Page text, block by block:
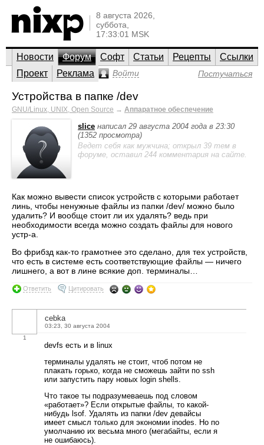
8 августа 2026,
суббота,
17:33:01 MSK
Новости Форум Софт Статьи Рецепты
Ссылки
Проект
Реклама Войти Постучаться
Устройства в папке /dev
GNU/Linux, UNIX, Open Source → Аппаратное обеспечение
slice написал 29 августа 2004 года в 23:30
(1352 просмотра)
Ведет себя как мужчина; открыл 39 тем в
форуме, оставил 244 комментария на сайте.
Как можно вывести список устройств с которыми работает
линь, чтобы ненужные файлы из папки /dev/ можно было
удалить? И вообще стоит ли их удалять? ведь при
необходимости всегда можно создать файлы для нового
устр-а.
Во фрибзд как-то грамотнее это сделано, для тех устройств,
что есть в системе есть соответствующие файлы — ничего
лишнего, а вот в лине всякие доп. терминалы…
Ответить Цитировать
1
cebka
03:23, 30 августа 2004
devfs есть и в linux
терминалы удалять не стоит, чтоб потом не
плакать горько, когда не сможешь зайти по ssh
или запустить пару новых login shells.
Что такое ты подразумеваешь под словом
«работает»? Если открытые файлы, то какой-
нибудь lsof. Удалять из папки /dev девайсы
имеет смысл только для экономии inodes. Но по
умолчанию их весьма много (мегабайты, если я
не ошибаюсь).